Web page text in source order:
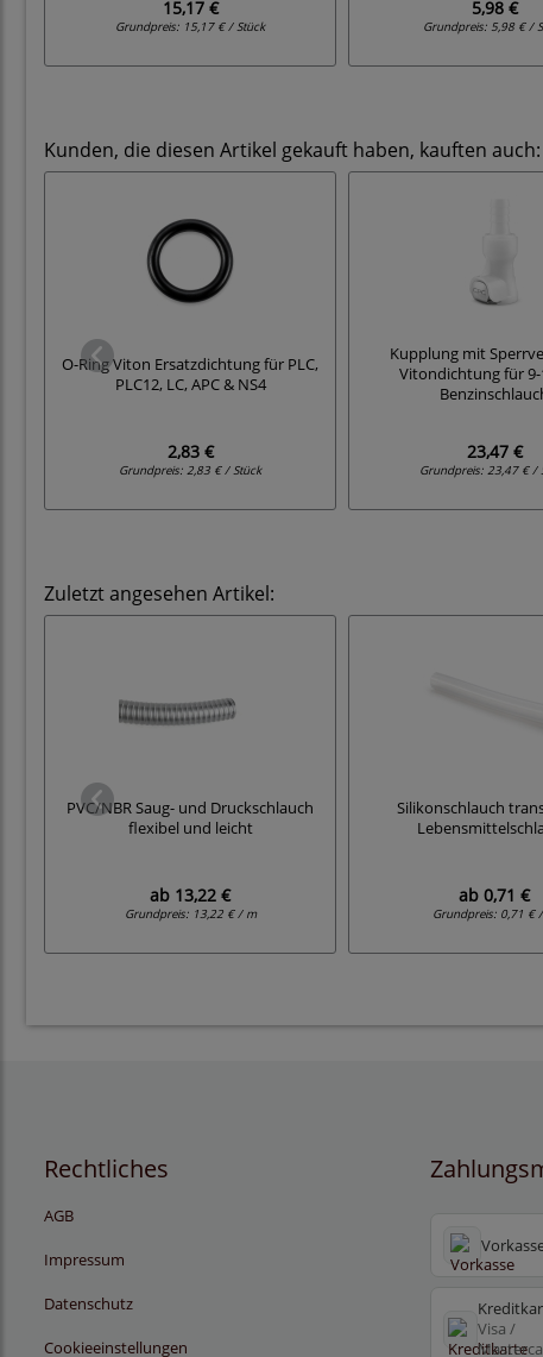
15,17 €
Grundpreis: 15,17 € / Stück
5,98 €
Grundpreis: 5,98 € /
Kunden, die diesen Artikel gekauft haben, kauften auch:
O-Ring Viton Ersatzdichtung für PLC,
PLC12, LC, APC & NS4
2,83 €
Grundpreis: 2,83 € / Stück
Kupplung mit
Vitondichtung für
23,47 €
Grundpreis: 23,47 € /
Zuletzt angesehen Artikel:
PVC/NBR Saug- und Druckschlauch
flexibel und leicht
ab 13,22 €
Grundpreis: 13,22 € / m
Silikonschlauch
ab 0,71 €
Grundpreis: 0,71 €
Rechtliches
AGB
Impressum
Datenschutz
Cookieeinstellungen
Visa /